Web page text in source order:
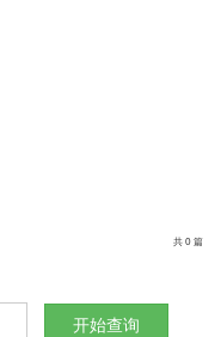
共 0 篇
开始查询